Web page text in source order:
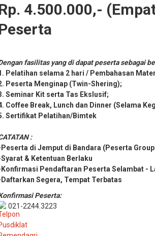
4.500.000,-
fasilitas yang di dapat peserta sebagai
Pelatihan selama 2 hari / Pembahasan
Peserta Menginap (Twin-Shering);
Seminar Kit serta Tas Ekslusif;
Coffee Break, Lunch dan Dinner (Selama
Sertifikat Pelatihan/Bimtek
:
di Jemput di Bandara (Peserta
& Ketentuan Berlaku
Pendaftaran Peserta Selambat -
Segera, Tempat Terbatas
Peserta:
021-2244.3223